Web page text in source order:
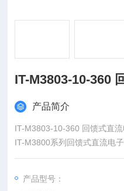
产品简介
IT-M3803-10-360 回
IT-M3800系列回馈式直流电
将电能无污染的回馈电网，
对测试做了多项安全设计，
产品型号：